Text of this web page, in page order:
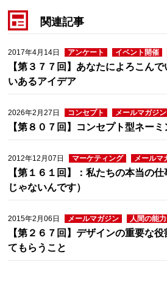
関連記事
2017年4月14日 アンケート イベント開催
【第３７７回】あなたによろこん
いあるアイデア
2026年2月27日 コンセプト メールマガジン
【第８０７回】コンセプト型ネー
2012年12月07日 マーケティング メールマ
【第１６１回】：私たちの本当の
じゃないんです）
2015年2月06日 メールマガジン 人間の能力
【第２６７回】デザインの重要
てもらうこと